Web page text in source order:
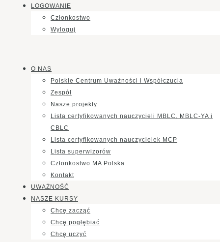
LOGOWANIE
Członkostwo
Wyloguj
O NAS
Polskie Centrum Uważności i Współczucia
Zespół
Nasze projekty
Lista certyfikowanych nauczycieli MBLC, MBLC-YA i
CBLC
Lista certyfikowanych nauczycielek MCP
Lista superwizorów
Członkostwo MA Polska
Kontakt
UWAŻNOŚĆ
NASZE KURSY
Chcę zacząć
Chcę pogłębiać
Chcę uczyć